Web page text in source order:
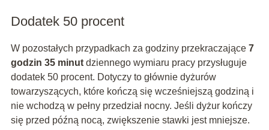
Dodatek 50 procent
W pozostałych przypadkach za godziny przekraczające 7
godzin 35 minutdziennego wymiaru pracy przysługuje
dodatek 50 procent. Dotyczy to głównie dyżurów
towarzyszących, które kończą się wcześniejszą godziną i
nie wchodzą w pełny przedział nocny. Jeśli dyżur kończy
się przed późną nocą, zwiększenie stawki jest mniejsze.